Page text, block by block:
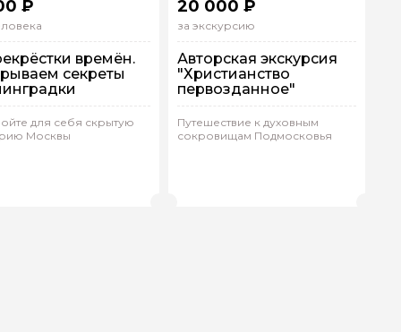
₽
времён.
секреты
для себя скрытую
Москвы
20 000 ₽
за экскурсию
Авторская экскурсия
"Христианство
первозданное"
Путешествие к духовным
сокровищам Подмосковья
На машине